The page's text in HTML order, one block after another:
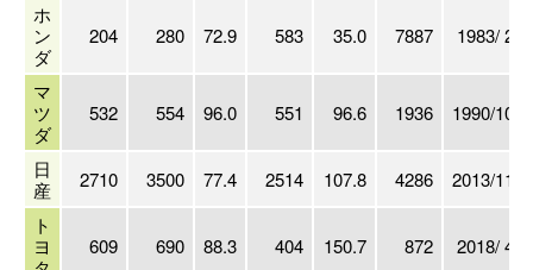
ホ
ン
ダ
204 280 72.9 583 35.0 7887 1983/ 2
マ
ツ
ダ
532 554 96.0 551 96.6 1936 1990/10
日
産
2710 3500 77.4 2514 107.8 4286
2013/11
ト
ヨ
609 690 88.3 404 150.7 872 2018/ 4